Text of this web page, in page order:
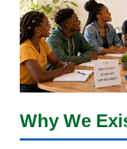
January
2017
March
Why We